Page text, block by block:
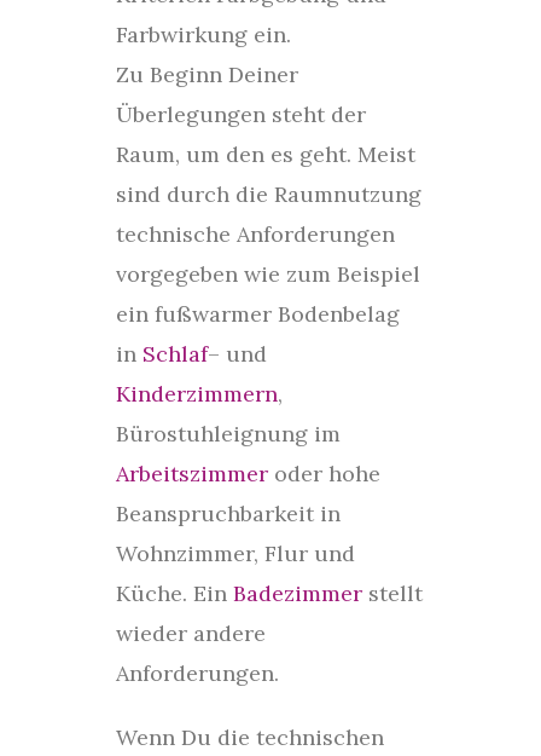
Farbwirkung ein.
Zu Beginn Deiner
Überlegungen steht der
Raum, um den es geht. Meist
sind durch die Raumnutzung
technische Anforderungen
vorgegeben wie zum Beispiel
ein fußwarmer Bodenbelag
in Schlaf– und
Kinderzimmern,
Bürostuhleignung im
Arbeitszimmeroder hohe
Beanspruchbarkeit in
Wohnzimmer, Flur und
Küche. Ein Badezimmerstellt
wieder andere
Anforderungen.
Wenn Du die technischen